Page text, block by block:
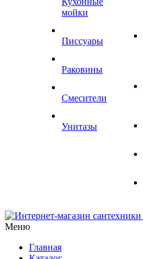
мойки
Писсуары
Раковины
Смесители
Унитазы
Меню
Главная